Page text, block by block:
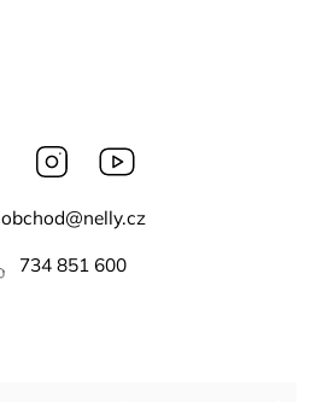
Facebook Instagram
obchod@nelly.cz
734 851 600